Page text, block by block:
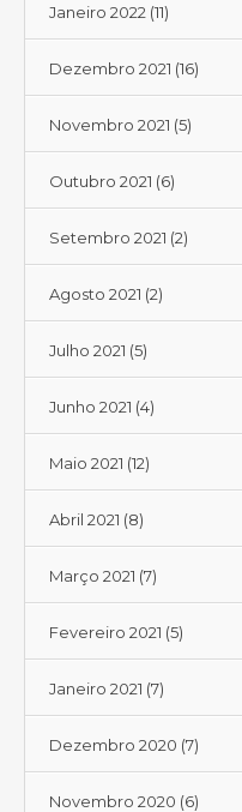
Janeiro 2022 (11)
Dezembro 2021 (16)
Novembro 2021 (5)
Outubro 2021 (6)
Setembro 2021 (2)
Agosto 2021 (2)
Julho 2021 (5)
Junho 2021 (4)
Maio 2021 (12)
Abril 2021 (8)
Março 2021 (7)
Fevereiro 2021 (5)
Janeiro 2021 (7)
Dezembro 2020 (7)
Novembro 2020 (6)